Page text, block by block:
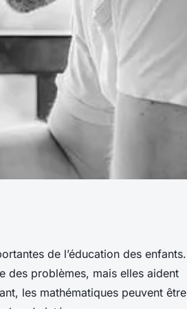
à
de l’éducation des enfants.
des problèmes, mais elles aident
les mathématiques peuvent être